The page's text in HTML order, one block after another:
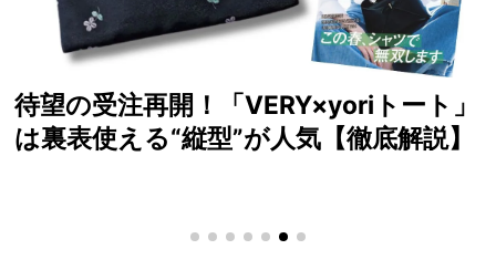
読者が選ぶ！2026年SS VERYベストコ
スメ大賞